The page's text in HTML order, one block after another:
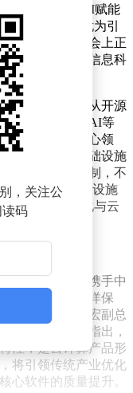
领金融革新，AI赋能
英与专家。尤为引
工作在此次大会上正
军企业——云宏信息科
。
支撑，经历了从开源
到与容器化、AI等
制造等多个核心领
力，推动了基础设施
化国家标准编制，不
》中“加速基础设施
户提供了虚拟化与云
仪式上，云宏携手中
方证券、太平洋保
历史时刻。云宏副总
景与意义，他指出，
性，是云计算产品形
将引领传统产业优化
心软件的质量提升。
，关注公
码